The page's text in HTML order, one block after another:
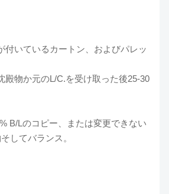
付いているカートン、およびパレッ
殿物か元のL/C.を受け取った後25-30
B/Lのコピー、または変更できない
してバランス。